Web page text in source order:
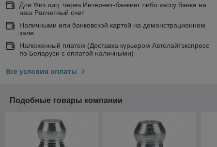
Для Физ лиц: через Интернет-банкинг либо кассу банка на
наш Расчетный счет
Наличными или банковской картой на демонстрационном
зале
Наложенный платеж (Доставка курьером Автолайтэкспресс
по Беларуси с оплатой наличными)
Все условия оплаты
Подобные товары компании